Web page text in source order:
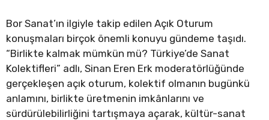
Bor Sanat’ın ilgiyle takip edilen Açık Oturum
konuşmaları birçok önemli konuyu gündeme taşıdı.
“Birlikte kalmak mümkün mü? Türkiye’de Sanat
Kolektifleri” adlı, Sinan Eren Erk moderatörlüğünde
gerçekleşen açık oturum, kolektif olmanın bugünkü
anlamını, birlikte üretmenin imkânlarını ve
sürdürülebilirliğini tartışmaya açarak, kültür-sanat